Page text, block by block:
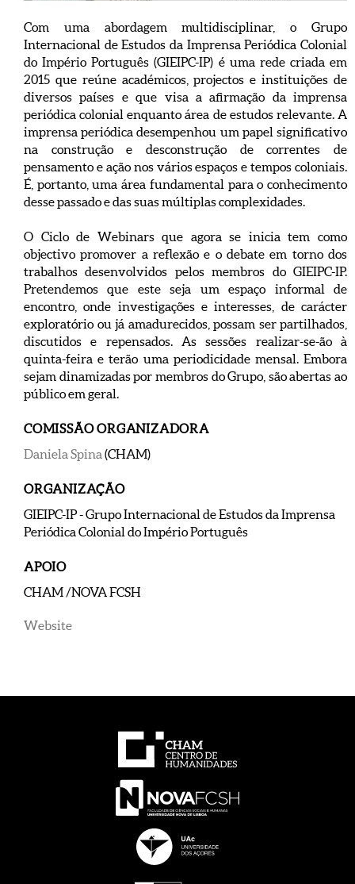
Com uma abordagem multidisciplinar, o Grupo
Internacional de Estudos da Imprensa Periódica Colonial
do Império Português (GIEIPC-IP) é uma rede criada em
2015 que reúne académicos, projectos e instituições de
diversos países e que visa a afirmação da imprensa
periódica colonial enquanto área de estudos relevante. A
imprensa periódica desempenhou um papel significativo
na construção e desconstrução de correntes de
pensamento e ação nos vários espaços e tempos coloniais.
É, portanto, uma área fundamental para o conhecimento
desse passado e das suas múltiplas complexidades.
O Ciclo de Webinars que agora se inicia tem como
objectivo promover a reflexão e o debate em torno dos
trabalhos desenvolvidos pelos membros do GIEIPC-IP.
Pretendemos que este seja um espaço informal de
encontro, onde investigações e interesses, de carácter
exploratório ou já amadurecidos, possam ser partilhados,
discutidos e repensados. As sessões realizar-se-ão à
quinta-feira e terão uma periodicidade mensal. Embora
sejam dinamizadas por membros do Grupo, são abertas ao
público em geral.
COMISSÃO ORGANIZADORA
Daniela Spina (CHAM)
ORGANIZAÇÃO
GIEIPC-IP - Grupo Internacional de Estudos da Imprensa
Periódica Colonial do Império Português
APOIO
CHAM /NOVA FCSH
Website